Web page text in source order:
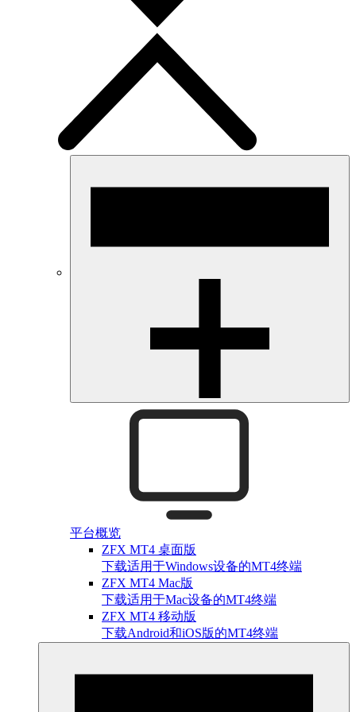
平台概览
ZFX MT4 桌面版
下载适用于Windows设备的MT4终端
ZFX MT4 Mac版
下载适用于Mac设备的MT4终端
ZFX MT4 移动版
下载Android和iOS版的MT4终端